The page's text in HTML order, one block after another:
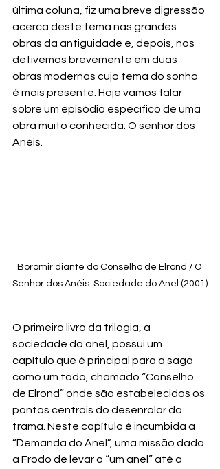
última coluna, fiz uma breve digressão
acerca deste tema nas grandes
obras da antiguidade e, depois, nos
detivemos brevemente em duas
obras modernas cujo tema do sonho
é mais presente. Hoje vamos falar
sobre um episódio específico de uma
obra muito conhecida: O senhor dos
Anéis.
Boromir diante do Conselho de Elrond / O
Senhor dos Anéis: Sociedade do Anel (2001)
O primeiro livro da trilogia, a
sociedade do anel, possui um
capítulo que é principal para a saga
como um todo, chamado “Conselho
de Elrond” onde são estabelecidos os
pontos centrais do desenrolar da
trama. Neste capítulo é incumbida a
“Demanda do Anel”, uma missão dada
a Frodo de levar o “um anel” até a